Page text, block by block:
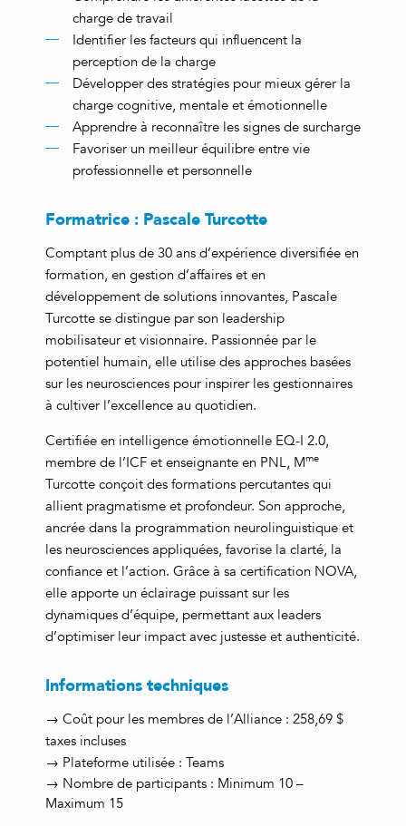
charge de travail
Identifier les facteurs qui influencent la
perception de la charge
Développer des stratégies pour mieux gérer la
charge cognitive, mentale et émotionnelle
Apprendre à reconnaître les signes de surcharge
Favoriser un meilleur équilibre entre vie
professionnelle et personnelle
Formatrice : Pascale Turcotte
Comptant plus de 30 ans d’expérience diversifiée en
formation, en gestion d’affaires et en
développement de solutions innovantes, Pascale
Turcotte se distingue par son leadership
mobilisateur et visionnaire. Passionnée par le
potentiel humain, elle utilise des approches basées
sur les neurosciences pour inspirer les gestionnaires
à cultiver l’excellence au quotidien.
Certifiée en intelligence émotionnelle EQ-I 2.0,
membre de l’ICF et enseignante en PNL, Mme
Turcotte conçoit des formations percutantes qui
allient pragmatisme et profondeur. Son approche,
ancrée dans la programmation neurolinguistique et
les neurosciences appliquées, favorise la clarté, la
confiance et l’action. Grâce à sa certification NOVA,
elle apporte un éclairage puissant sur les
dynamiques d’équipe, permettant aux leaders
d’optimiser leur impact avec justesse et authenticité.
Informations techniques
→ Coût pour les membres de l’Alliance : 258,69 $
taxes incluses
→ Plateforme utilisée : Teams
→ Nombre de participants : Minimum 10 –
Maximum 15